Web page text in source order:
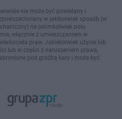
nie może być powielany i
w jakikolwiek sposób (w
na jakimkolwiek polu
włącznie z umieszczaniem w
praw. Jakiekolwiek użycie lub
lub w części z naruszeniem prawa,
pod groźbą kary i może być